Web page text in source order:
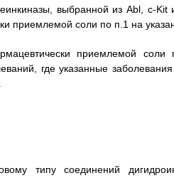
выбранной из Abl, c-Kit
приемлемой соли по п.1 на
приемлемой соли
где указанные
типу соединений